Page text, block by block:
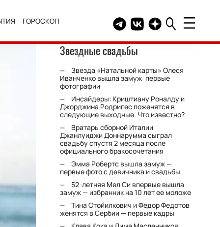
ГОРОСКОП Telegram канал HELLO
Группа HELLO
Канал HELLO в
Звездные свадьбы
Звезда «Натальной карты» Олеся
Иванченко вышла замуж: первые
фотографии
Инсайдеры: Криштиану Роналду и
Джорджина Родригес поженятся в
следующие выходные. Что известно?
Вратарь сборной Италии
Джанлуиджи Доннарумма сыграл
свадьбу спустя 2 месяца после
официального бракосочетания
Эмма Робертс вышла замуж —
первые фото с девичника и свадьбы
52-летняя Мел Си впервые вышла
замуж — избранник на 10 лет ее моложе
Тина Стойилкович и Фёдор Федотов
женятся в Сербии — первые кадры